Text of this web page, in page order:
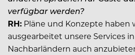
verfügbar werden?
RH: Pläne und Konzepte haben
ausgearbeitet unsere Services
Nachbarländern auch